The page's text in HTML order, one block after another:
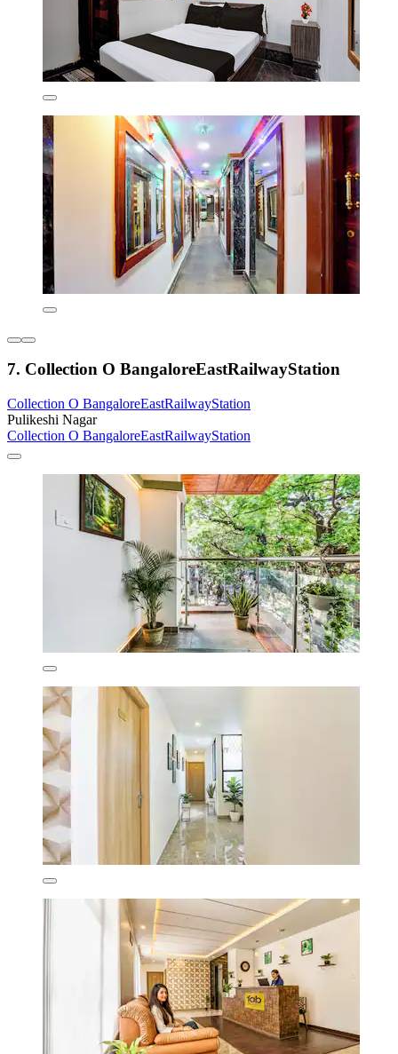
7. Collection O BangaloreEastRailwayStation
Collection O BangaloreEastRailwayStation
Pulikeshi Nagar
Collection O BangaloreEastRailwayStation